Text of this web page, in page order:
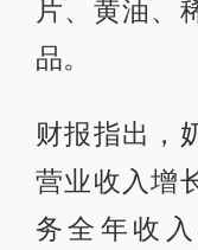
片、黄油、
品。
财报指出，
营业收入增
务全年收